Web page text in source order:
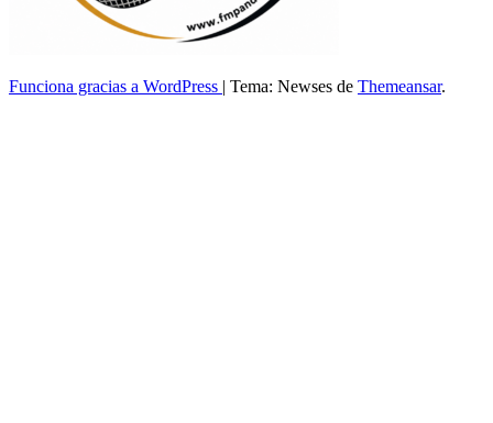
Funciona gracias a WordPress Tema: Newses de Themeansar.